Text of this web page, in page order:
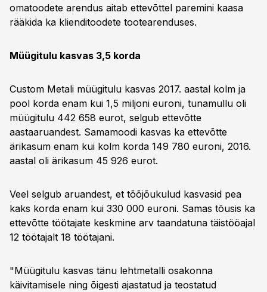
omatoodete arendus aitab ettevõttel paremini kaasa
rääkida ka klienditoodete tootearenduses.
Müügitulu kasvas 3,5 korda
Custom Metali müügitulu kasvas 2017. aastal kolm ja
pool korda enam kui 1,5 miljoni euroni, tunamullu oli
müügitulu 442 658 eurot, selgub ettevõtte
aastaaruandest. Samamoodi kasvas ka ettevõtte
ärikasum enam kui kolm korda 149 780 euroni, 2016.
aastal oli ärikasum 45 926 eurot.
Veel selgub aruandest, et tõõjõukulud kasvasid pea
kaks korda enam kui 330 000 euroni. Samas tõusis ka
ettevõtte töötajate keskmine arv taandatuna täistööajal
12 töötajalt 18 töötajani.
"Müügitulu kasvas tänu lehtmetalli osakonna
käivitamisele ning õigesti ajastatud ja teostatud